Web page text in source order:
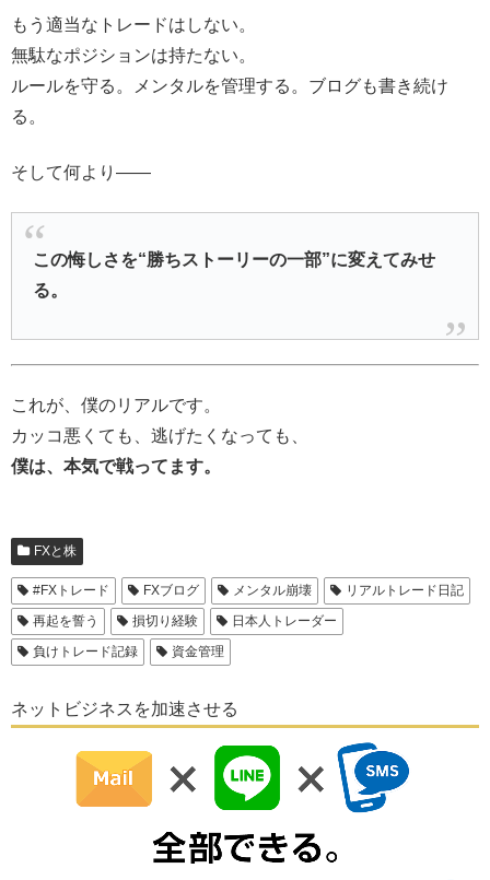
もう適当なトレードはしない。
無駄なポジションは持たない。
ルールを守る。メンタルを管理する。ブログも書き続け
る。
そして何より――
この悔しさを“勝ちストーリーの一部”に変えてみせ
る。
これが、僕のリアルです。
カッコ悪くても、逃げたくなっても、
僕は、本気で戦ってます。
FXと株
#FXトレード FXブログ メンタル崩壊
リアルトレード日記
再起を誓う
損切り経験
日本人トレーダー
負けトレード記録
資金管理
ネットビジネスを加速させる